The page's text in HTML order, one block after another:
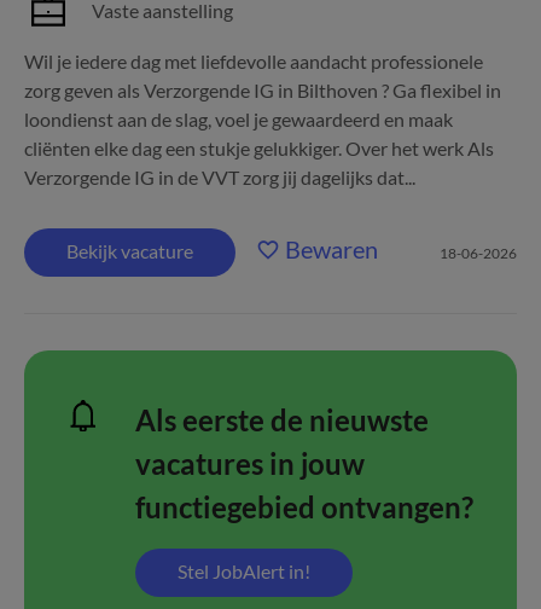
Vaste aanstelling
Wil je iedere dag met liefdevolle aandacht professionele
zorg geven als Verzorgende IG in Bilthoven ? Ga flexibel in
loondienst aan de slag, voel je gewaardeerd en maak
cliënten elke dag een stukje gelukkiger. Over het werk Als
Verzorgende IG in de VVT zorg jij dagelijks dat...
Bekijk vacature Bewaren 18-06-2026
Als eerste de nieuwste
vacatures in jouw
functiegebied ontvangen?
Stel JobAlert in!